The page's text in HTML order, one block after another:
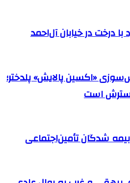
با درخت در خیابان آل‌احمد
«اکسین پالایش» پلدختر؛
است